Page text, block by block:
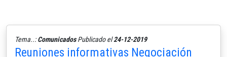
Tema..:ComunicadosPublicado el24-12-2019
Reuniones informativas Negociación